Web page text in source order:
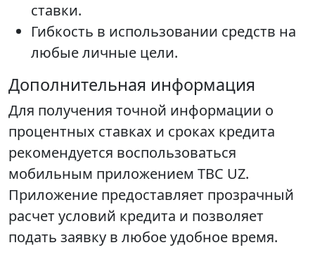
ставки.
Гибкость в использовании средств на
любые личные цели.
Дополнительная информация
Для получения точной информации о
процентных ставках и сроках кредита
рекомендуется воспользоваться
мобильным приложением TBC UZ.
Приложение предоставляет прозрачный
расчет условий кредита и позволяет
подать заявку в любое удобное время.